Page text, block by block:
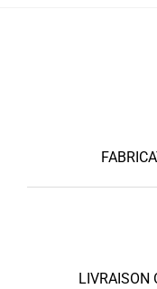
LIVRAISON